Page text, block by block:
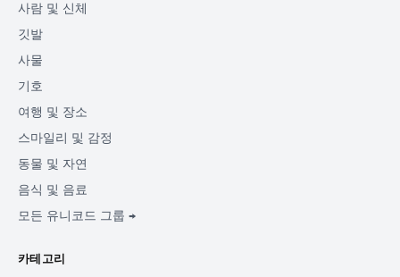
사람 및 신체
깃발
사물
기호
여행 및 장소
스마일리 및 감정
동물 및 자연
음식 및 음료
모든 유니코드 그룹 →
카테고리